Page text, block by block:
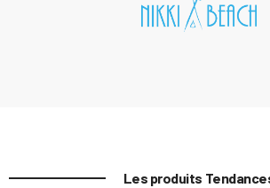
Les produits